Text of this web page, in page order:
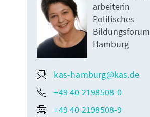
arbeiterin
Politisches
Bildungsforum
Hamburg
kas-hamburg@kas.de
+49 40 2198508-0
+49 40 2198508-9